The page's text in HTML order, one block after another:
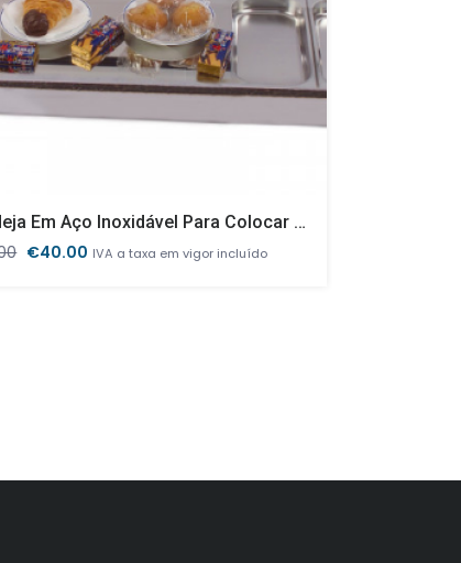
Bandeja Em Aço Inoxidável Para Colocar 6 GN1/3 Banho Maria
O
€40.00 O
IVA a taxa em vigor incluído